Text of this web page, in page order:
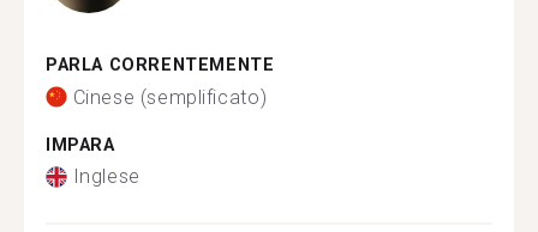
PARLA CORRENTEMENTE
Cinese (semplificato)
IMPARA
Inglese